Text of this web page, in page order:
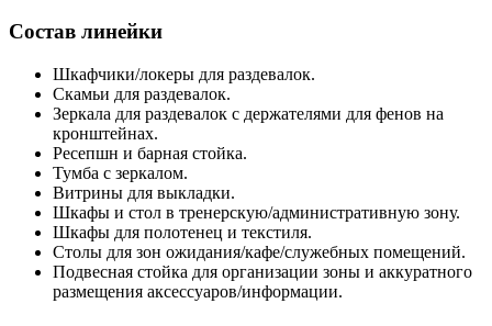
Состав линейки
Шкафчики/локеры для раздевалок.
Скамьи для раздевалок.
Зеркала для раздевалок с держателями для фенов на
кронштейнах.
Ресепшн и барная стойка.
Тумба с зеркалом.
Витрины для выкладки.
Шкафы и стол в тренерскую/административную зону.
Шкафы для полотенец и текстиля.
Столы для зон ожидания/кафе/служебных помещений.
Подвесная стойка для организации зоны и аккуратного
размещения аксессуаров/информации.